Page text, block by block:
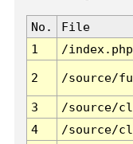
No. File
1
/index.php
2 /source/
3 /source/
4
/source/